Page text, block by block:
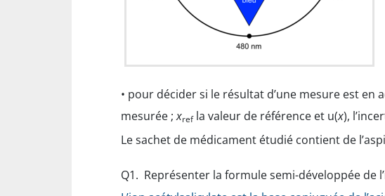
• pour décider si le résultat d’une mesure est
mesurée ;xrefla valeur de référence et u(x),
Le sachet de médicament étudié contient de
Q1. Représenter la formule semi-développée de